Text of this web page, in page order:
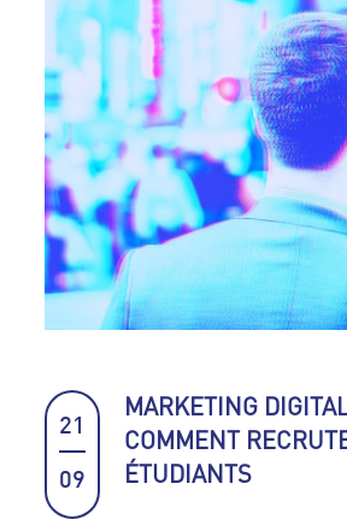
21
09
MARKETING
COMMENT
ÉTUDIANTS